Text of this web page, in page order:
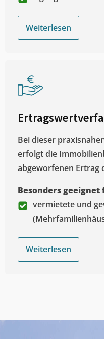
Weiterlesen
Bei dieser
erfolgt die
abgeworfenen Ertrag
Besonders geeignet
vermietete und
Weiterlesen